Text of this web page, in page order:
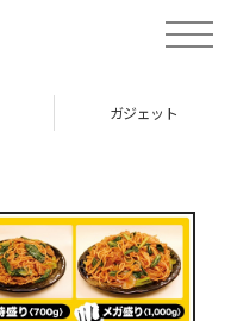
toggle
ガジェット